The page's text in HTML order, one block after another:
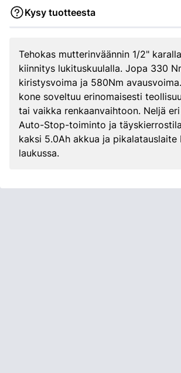
Kysy tuotteesta
Tehokas mutterinväännin 1/2"
kiinnitys lukituskuulalla. Jopa 330
kiristysvoima ja 580Nm
kone soveltuu erinomaisesti
tai vaikka renkaanvaihtoon. Neljä
Auto-Stop-toiminto ja
kaksi 5.0Ah akkua ja pikalatauslaite
laukussa.